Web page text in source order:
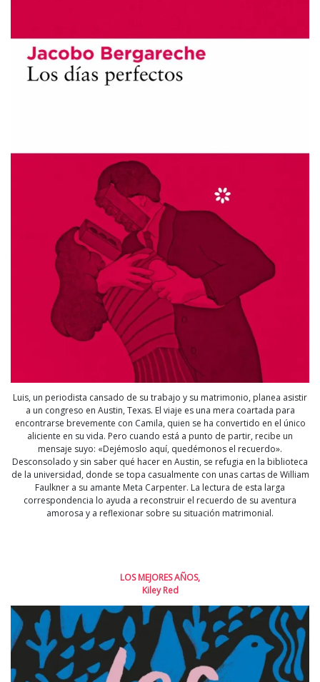
Luis, un periodista cansado de su trabajo y su matrimonio, planea asistir
a un congreso en Austin, Texas. El viaje es una mera coartada para
encontrarse brevemente con Camila, quien se ha convertido en el único
aliciente en su vida. Pero cuando está a punto de partir, recibe un
mensaje suyo: «Dejémoslo aquí, quedémonos el recuerdo».
Desconsolado y sin saber qué hacer en Austin, se refugia en la biblioteca
de la universidad, donde se topa casualmente con unas cartas de William
Faulkner a su amante Meta Carpenter. La lectura de esta larga
correspondencia lo ayuda a reconstruir el recuerdo de su aventura
amorosa y a reflexionar sobre su situación matrimonial.
LOS MEJORES AÑOS,
Kiley Red